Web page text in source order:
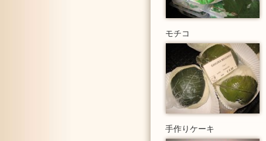
Hisada
モチコ
手作りケーキ